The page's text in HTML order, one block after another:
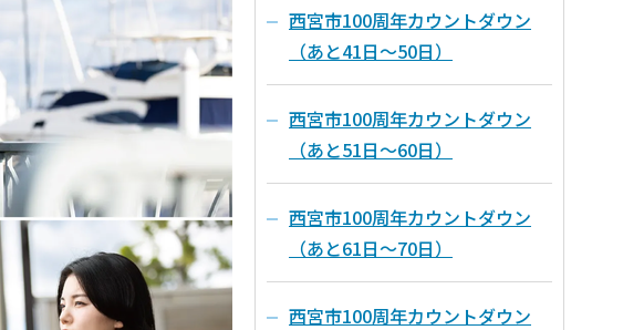
西宮市100周年カウントダウン
（あと41日～50日）
西宮市100周年カウントダウン
（あと51日～60日）
西宮市100周年カウントダウン
（あと61日～70日）
西宮市100周年カウントダウン